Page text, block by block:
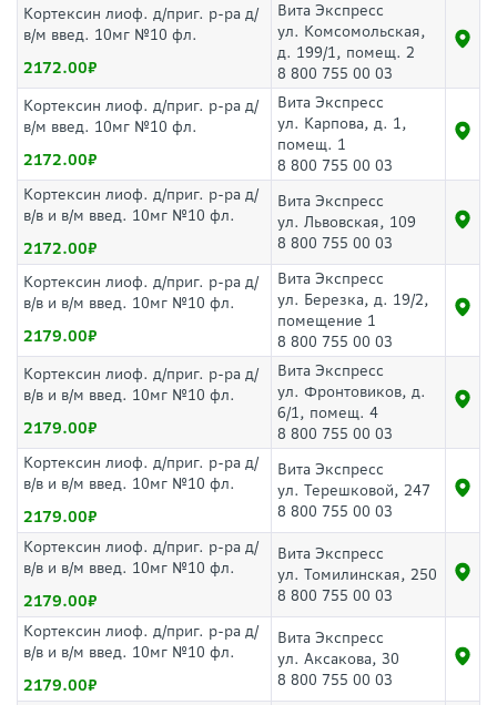
Кортексин лиоф. д/приг. р-ра д/
в/м введ. 10мг №10 фл.
2172.00
Вита Экспресс
ул. Комсомольская,
д. 199/1, помещ. 2
8 800 755 00 03
Кортексин лиоф. д/приг. р-ра д/
в/м введ. 10мг №10 фл.
2172.00
Вита Экспресс
ул. Карпова, д. 1,
помещ. 1
8 800 755 00 03
Кортексин лиоф. д/приг. р-ра д/
в/в и в/м введ. 10мг №10 фл.
2172.00
Вита Экспресс
ул. Львовская, 109
8 800 755 00 03
Кортексин лиоф. д/приг. р-ра д/
в/в и в/м введ. 10мг №10 фл.
2179.00
Вита Экспресс
ул. Березка, д. 19/2,
помещение 1
8 800 755 00 03
Кортексин лиоф. д/приг. р-ра д/
в/в и в/м введ. 10мг №10 фл.
2179.00
Вита Экспресс
ул. Фронтовиков, д.
6/1, помещ. 4
8 800 755 00 03
Кортексин лиоф. д/приг. р-ра д/
в/в и в/м введ. 10мг №10 фл.
2179.00
Вита Экспресс
ул. Терешковой, 247
8 800 755 00 03
Кортексин лиоф. д/приг. р-ра д/
в/в и в/м введ. 10мг №10 фл.
2179.00
Вита Экспресс
ул. Томилинская, 250
8 800 755 00 03
Кортексин лиоф. д/приг. р-ра д/
в/в и в/м введ. 10мг №10 фл.
2179.00
Вита Экспресс
ул. Аксакова, 30
8 800 755 00 03